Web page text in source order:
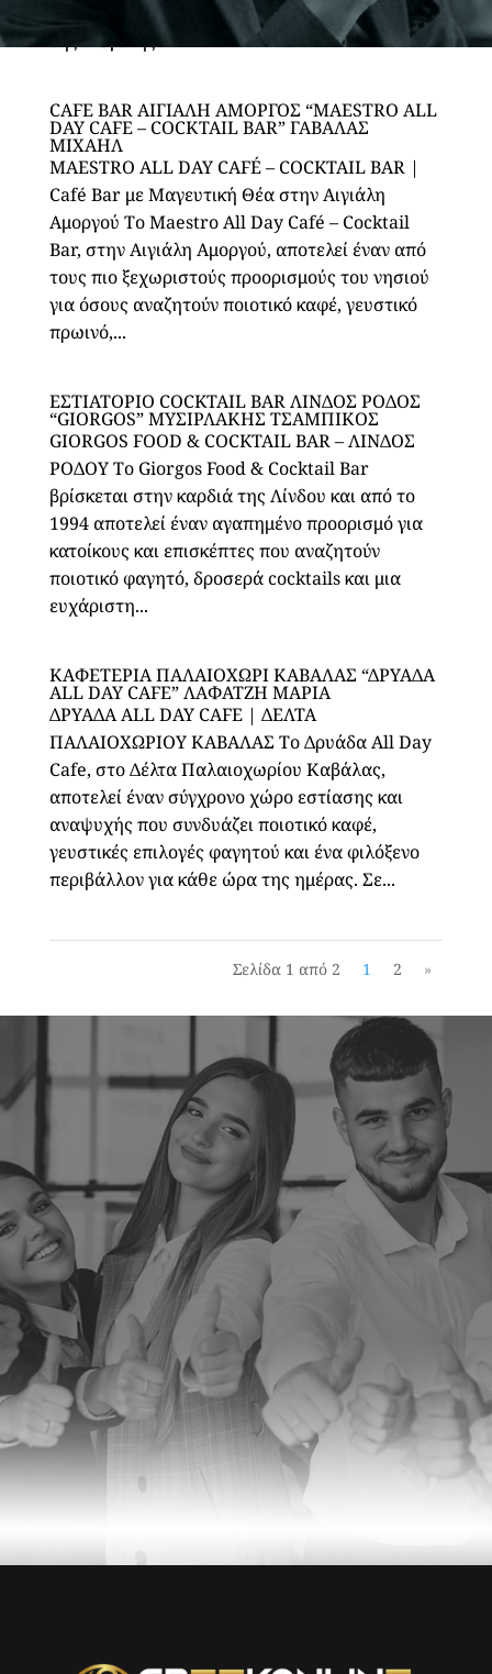
φιλόξενο χώρο. Βρίσκεται στον κεντρικό δρόμο
της Μεγάλης...
CAFE BAR ΑΙΓΙΑΛΗ ΑΜΟΡΓΟΣ “MAESTRO ALL
DAY CAFE – COCΚTAIL BAR” ΓΑΒΑΛΑΣ
ΜΙΧΑΗΛ
MAESTRO ALL DAY CAFÉ – COCKTAIL BAR |
Café Bar με Μαγευτική Θέα στην Αιγιάλη
Αμοργού Το Maestro All Day Café – Cocktail
Bar, στην Αιγιάλη Αμοργού, αποτελεί έναν από
τους πιο ξεχωριστούς προορισμούς του νησιού
για όσους αναζητούν ποιοτικό καφέ, γευστικό
πρωινό,...
ΕΣΤΙΑΤΟΡΙΟ COCKTAIL BAR ΛΙΝΔΟΣ ΡΟΔΟΣ
“GIORGOS” ΜΥΣΙΡΛΑΚΗΣ ΤΣΑΜΠΙΚΟΣ
GIORGOS FOOD & COCKTAIL BAR – ΛΙΝΔΟΣ
ΡΟΔΟΥ Το Giorgos Food & Cocktail Bar
βρίσκεται στην καρδιά της Λίνδου και από το
1994 αποτελεί έναν αγαπημένο προορισμό για
κατοίκους και επισκέπτες που αναζητούν
ποιοτικό φαγητό, δροσερά cocktails και μια
ευχάριστη...
ΚΑΦΕΤΕΡΙΑ ΠΑΛΑΙΟΧΩΡΙ ΚΑΒΑΛΑΣ “ΔΡΥΑΔΑ
ALL DAY CAFE” ΛΑΦΑΤΖΗ ΜΑΡΙΑ
ΔΡΥΑΔΑ ALL DAY CAFE | ΔΕΛΤΑ
ΠΑΛΑΙΟΧΩΡΙΟΥ ΚΑΒΑΛΑΣ Το Δρυάδα All Day
Cafe, στο Δέλτα Παλαιοχωρίου Καβάλας,
αποτελεί έναν σύγχρονο χώρο εστίασης και
αναψυχής που συνδυάζει ποιοτικό καφέ,
γευστικές επιλογές φαγητού και ένα φιλόξενο
περιβάλλον για κάθε ώρα της ημέρας. Σε...
Σελίδα 1 από 2 1 2 »